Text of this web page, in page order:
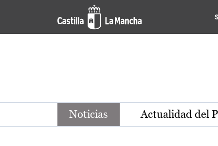
Pasar al contenido principal
Noticias de la región de
Noticias Actualidad del